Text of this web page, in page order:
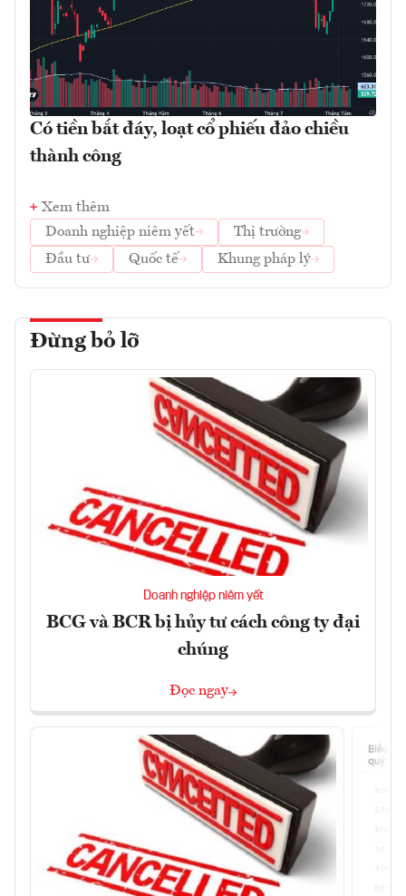
Có tiền bắt đáy, loạt cổ phiếu đảo chiều
thành công
Xem thêm
Doanh nghiệp niêm yết
Thị trường
Đầu tư
Quốc tế Khung pháp lý
Đừng bỏ lỡ
Doanh nghiệp niêm yết
BCG và BCR bị hủy tư cách công ty đại
chúng
Đọc ngay